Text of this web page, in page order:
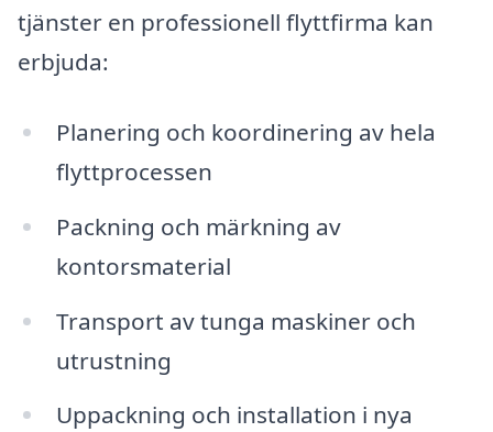
tjänster en professionell flyttfirma kan
erbjuda:
Planering och koordinering av hela
flyttprocessen
Packning och märkning av
kontorsmaterial
Transport av tunga maskiner och
utrustning
Uppackning och installation i nya